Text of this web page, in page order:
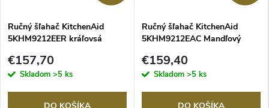
Ručný šľahač KitchenAid
5KHM9212EER kráľovsá
€157,70
Skladom >5 ks
Ručný šľahač KitchenAid
5KHM9212EAC Mandľový
€159,40
Skladom >5 ks